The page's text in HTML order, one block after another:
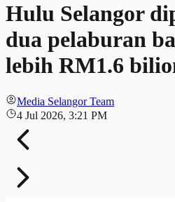
Hulu Selangor
dua pelaburan
lebih RM1.6
Media Selangor Team
4 Jul 2026, 3:21 PM